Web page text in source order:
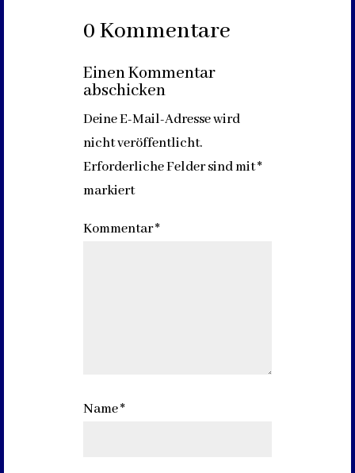
0 Kommentare
Einen Kommentar
abschicken
Deine E-Mail-Adresse wird
nicht veröffentlicht.
Erforderliche Felder sind mit*
markiert
Kommentar*
Name*